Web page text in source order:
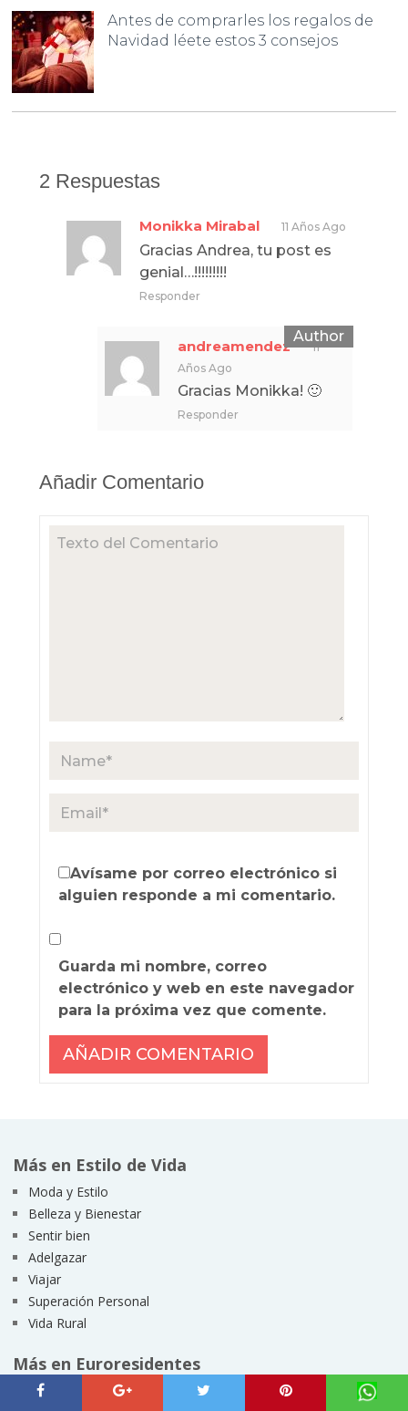
Antes de comprarles los regalos de
Navidad léete estos 3 consejos
2 Respuestas
Monikka Mirabal 11 Años Ago
Gracias Andrea, tu post es
genial…!!!!!!!!!
Responder
andreamendez
11
Años Ago
Gracias Monikka! 🙂
Responder
Añadir Comentario
Avísame por correo electrónico si
alguien responde a mi comentario.
Guarda mi nombre, correo
electrónico y web en este navegador
para la próxima vez que comente.
Más en Estilo de Vida
Moda y Estilo
Belleza y Bienestar
Sentir bien
Adelgazar
Viajar
Superación Personal
Vida Rural
Más en Euroresidentes
Hogar